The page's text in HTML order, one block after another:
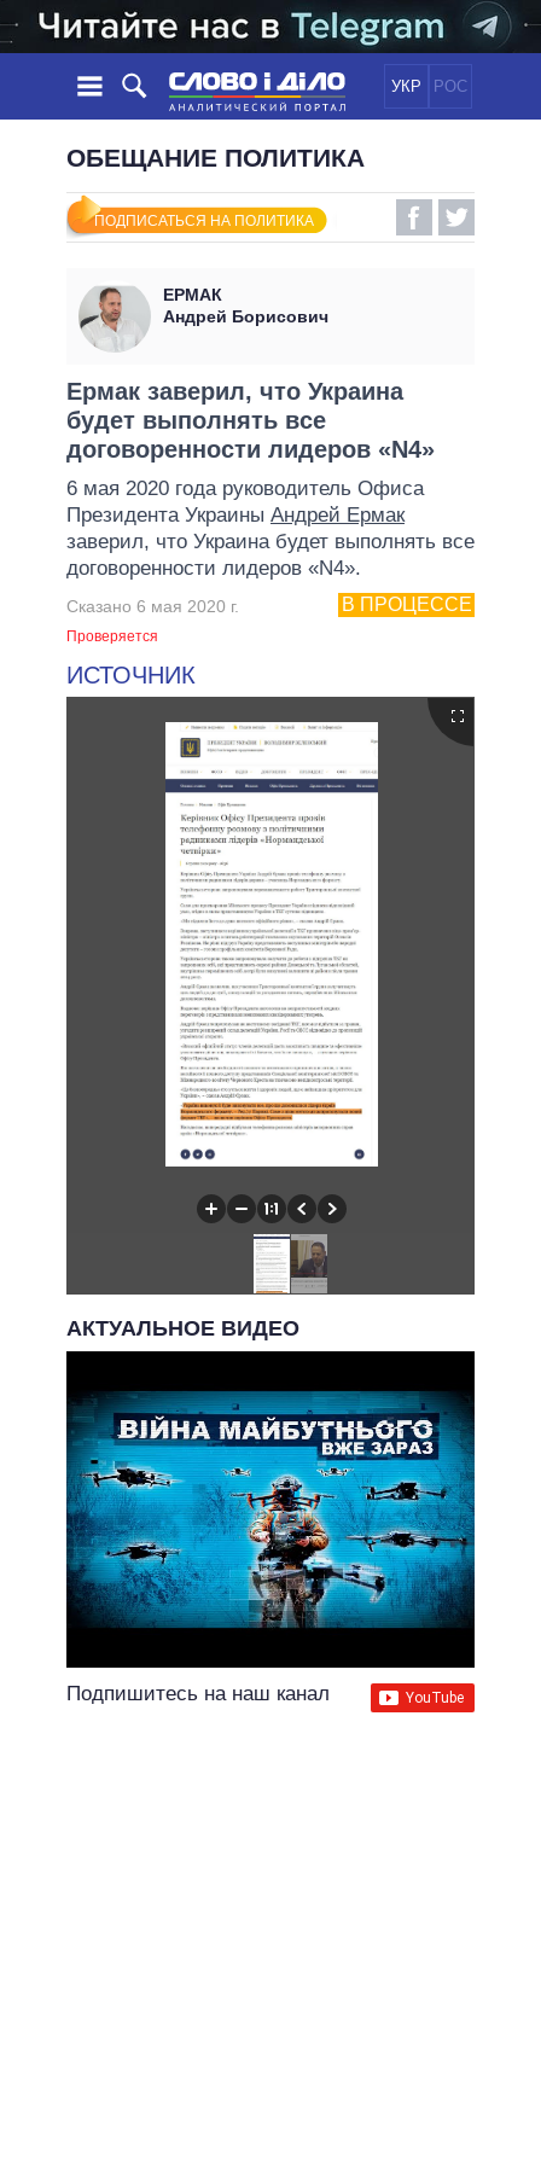
УКР РОС
НОВОСТИ
ЛЕНТА
СОБЫТИЯ
МНЕНИЯ
ОБЗОРЫ
ДАЙДЖЕСТЫ
ПОЛИТИКА
ЭКОНОМИКА
МИР
ОБЕЩАНИЯ
ВСЕ ПОЛИТИКИ
ПРЕЗИДЕНТ И ОФИС
ВЕРХОВНАЯ РАДА
КАБИНЕТ МИНИСТРОВ
ГЛАВЫ ОБЛАДМИНИСТРАЦИЙ
МЭРЫ
ВСЕ ПЕРСОНЫ
ИНФОГРАФИКА
ПОДДЕРЖАТЬ
ОБЕЩАНИЕ ПОЛИТИКА
ПОДПИСАТЬСЯ НА ПОЛИТИКА
ЕРМАК
Андрей Борисович
Ермак заверил, что Украина
будет выполнять все
договоренности лидеров «N4»
6 мая 2020 года руководитель Офиса
Президента Украины Андрей Ермак
заверил, что Украина будет выполнять все
договоренности лидеров «N4».
В ПРОЦЕССЕ
Сказано 6 мая 2020 г.
Проверяется
ИСТОЧНИК
АКТУАЛЬНОЕ ВИДЕО
Подпишитесь на наш канал